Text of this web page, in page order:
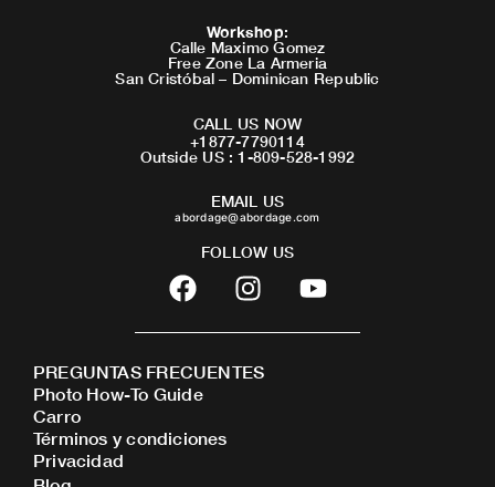
Workshop:
Calle Maximo Gomez
Free Zone La Armeria
San Cristóbal – Dominican Republic
CALL US NOW
+1877-7790114
Outside US : 1-809-528-1992
EMAIL US
abordage@abordage.com
FOLLOW US
F
a
c
b
o
o
I
n
s
a
Y
o
u
PREGUNTAS FRECUENTES
Photo How-To Guide
Carro
Términos y condiciones
Privacidad